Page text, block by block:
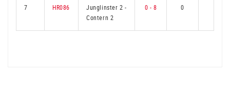
7 HR086 Junglinster 2-
Contern 2
0 - 8 0